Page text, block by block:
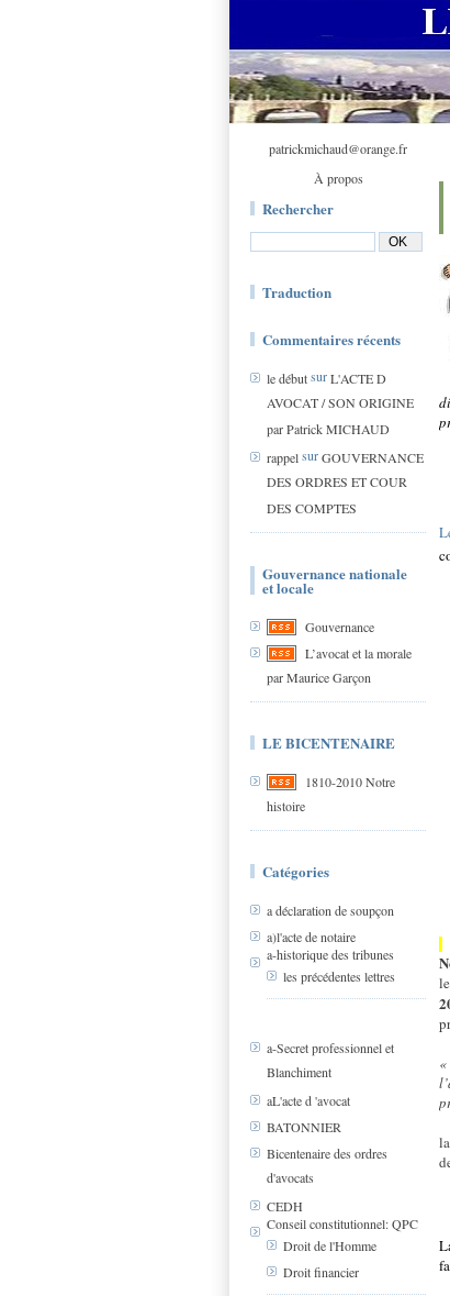
patrickmichaud@orange.fr
À propos
Rechercher
Traduction
Commentaires récents
le débutsurL'ACTE D
AVOCAT / SON ORIGINE
par Patrick MICHAUD
rappelsurGOUVERNANCE
DES ORDRES ET COUR
DES COMPTES
Gouvernance nationale
et locale
Gouvernance
L’avocat et la morale
par Maurice Garçon
LE BICENTENAIRE
1810-2010 Notre
histoire
Catégories
a déclaration de soupçon
a)l'acte de notaire
a-historique des tribunes
les précédentes lettres
a-Secret professionnel et
Blanchiment
aL'acte d 'avocat
BATONNIER
Bicentenaire des ordres
d'avocats
CEDH
Conseil constitutionnel: QPC
Droit de l'Homme
Droit financier